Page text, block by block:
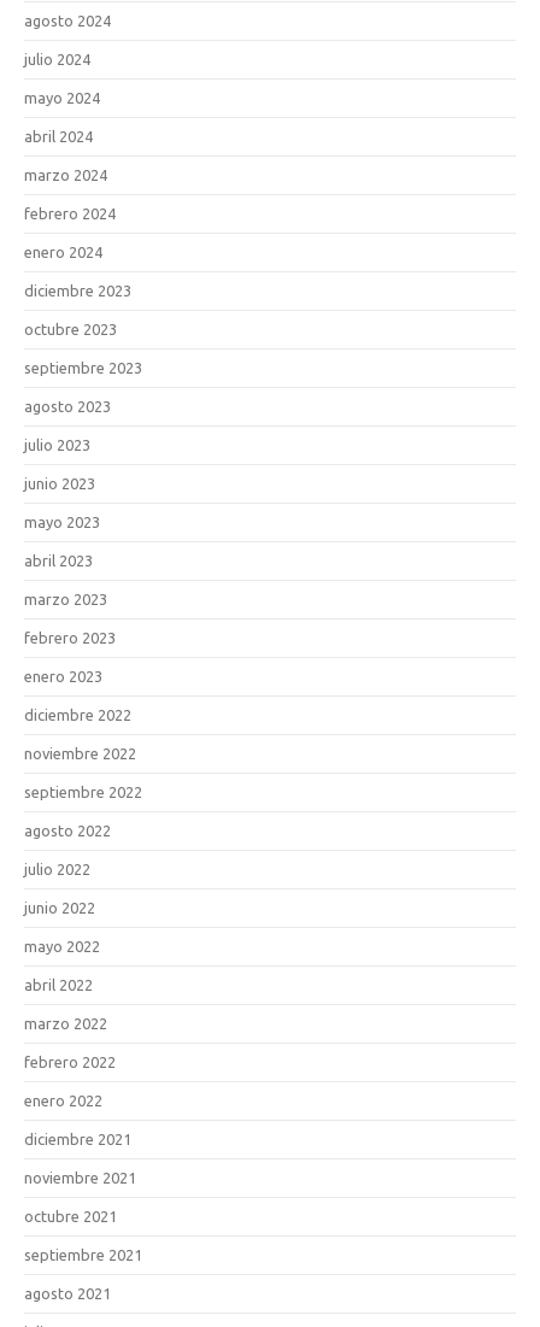
agosto 2024
julio 2024
mayo 2024
abril 2024
marzo 2024
febrero 2024
enero 2024
diciembre 2023
octubre 2023
septiembre 2023
agosto 2023
julio 2023
junio 2023
mayo 2023
abril 2023
marzo 2023
febrero 2023
enero 2023
diciembre 2022
noviembre 2022
septiembre 2022
agosto 2022
julio 2022
junio 2022
mayo 2022
abril 2022
marzo 2022
febrero 2022
enero 2022
diciembre 2021
noviembre 2021
octubre 2021
septiembre 2021
agosto 2021